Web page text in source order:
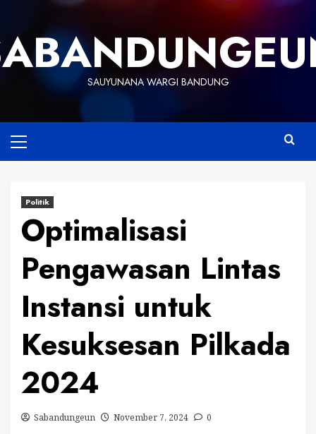
content
SAUYUNANA WARGI BANDUNG
Menu
Politik
Optimalisasi
Pengawasan Lintas
Instansi untuk
Kesuksesan Pilkada
2024
Sabandungeun November 7, 2024 0